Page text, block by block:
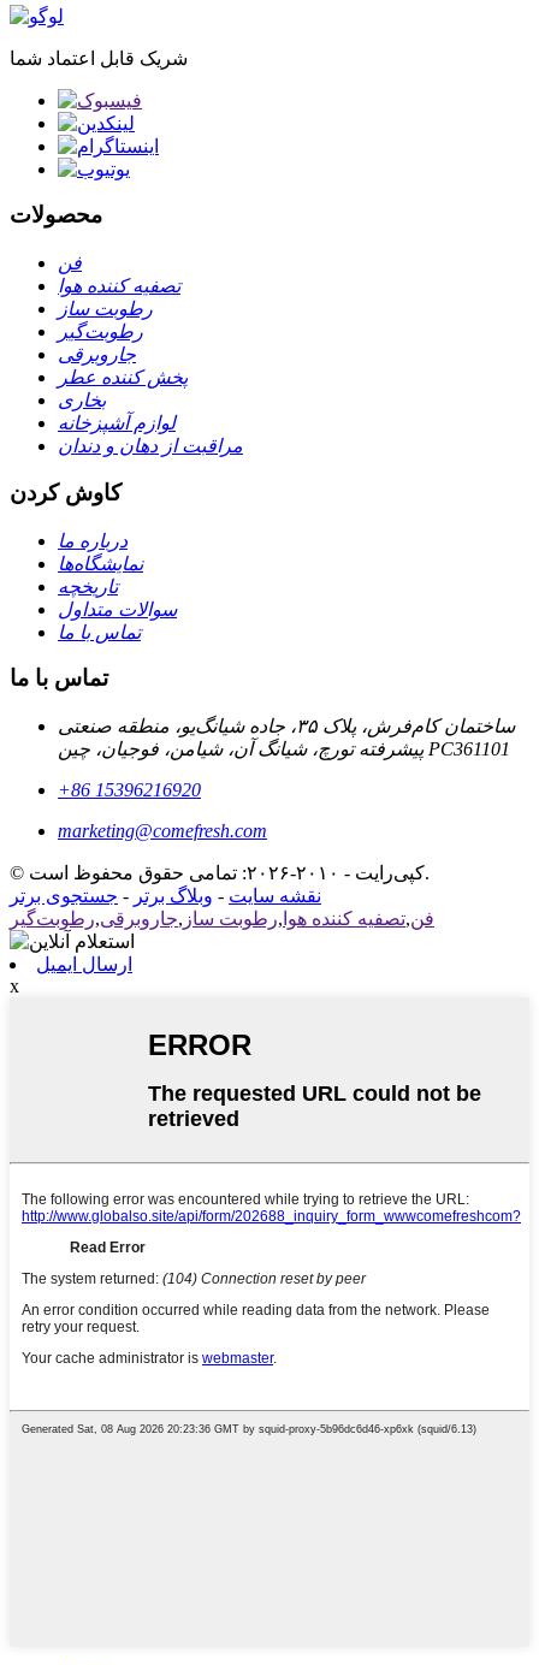
شریک قابل اعتماد شما
محصولات
فن
تصفیه کننده هوا
رطوبت ساز
رطوبت‌گیر
جاروبرقی
پخش کننده عطر
بخاری
لوازم آشپزخانه
مراقبت از دهان و دندان
کاوش کردن
درباره ما
نمایشگاه‌ها
تاریخچه
سوالات متداول
تماس با ما
تماس با ما
ساختمان کام‌فرش، پلاک ۳۵، جاده شیانگ‌یو، منطقه صنعتی
پیشرفته تورچ، شیانگ آن، شیامن، فوجیان، چین PC361101
‎+86 15396216920‎
marketing@comefresh.com
© کپی‌رایت - ۲۰۱۰-۲۰۲۶: تمامی حقوق محفوظ است.
نقشه سایت - وبلاگ برتر - جستجوی برتر
فن,تصفیه کننده هوا ,رطوبت ساز ,جاروبرقی,رطوبت‌گیر
ارسال ایمیل
x